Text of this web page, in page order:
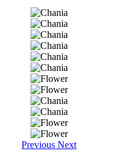
Previous Next